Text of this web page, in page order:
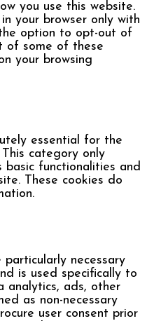
you use this website.
your browser only with
option to opt-out of
of some of these
your browsing
essential for the
category only
basic functionalities and
These cookies do
necessary
is used specifically to
analytics, ads, other
as non-necessary
user consent prior